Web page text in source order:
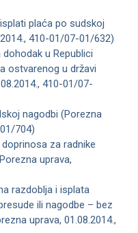
plaća po sudskoj
410-01/07-01/632)
u Republici
ostvarenog u državi
410-01/07-
nagodbi (Porezna
704)
za radnike
uprava,
razdoblja i isplata
ili nagodbe – bez
uprava, 01.08.2014.,